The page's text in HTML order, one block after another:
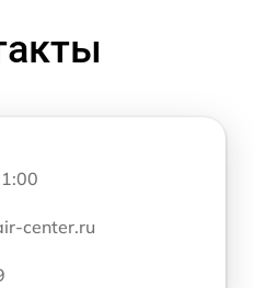
center.ru